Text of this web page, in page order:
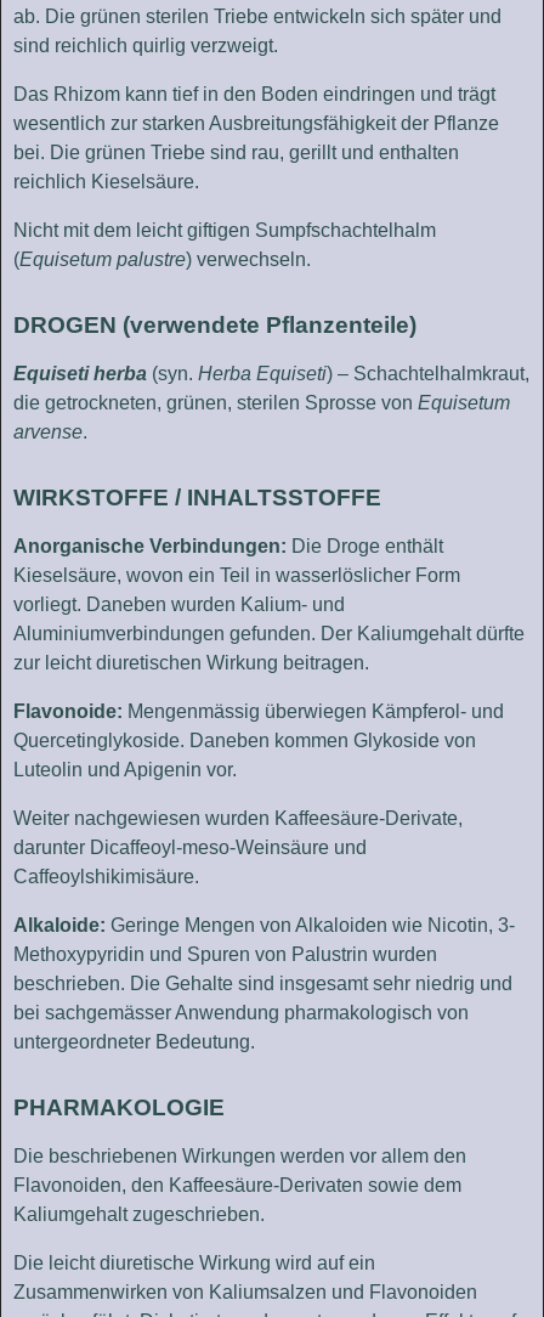
ab. Die grünen sterilen Triebe entwickeln sich später und
sind reichlich quirlig verzweigt.
Das Rhizom kann tief in den Boden eindringen und trägt
wesentlich zur starken Ausbreitungsfähigkeit der Pflanze
bei. Die grünen Triebe sind rau, gerillt und enthalten
reichlich Kieselsäure.
Nicht mit dem leicht giftigen Sumpfschachtelhalm
(Equisetum palustre) verwechseln.
DROGEN (verwendete Pflanzenteile)
Equiseti herba (syn. Herba Equiseti) – Schachtelhalmkraut,
die getrockneten, grünen, sterilen Sprosse von Equisetum
arvense.
WIRKSTOFFE / INHALTSSTOFFE
Anorganische Verbindungen: Die Droge enthält
Kieselsäure, wovon ein Teil in wasserlöslicher Form
vorliegt. Daneben wurden Kalium- und
Aluminiumverbindungen gefunden. Der Kaliumgehalt dürfte
zur leicht diuretischen Wirkung beitragen.
Flavonoide: Mengenmässig überwiegen Kämpferol- und
Quercetinglykoside. Daneben kommen Glykoside von
Luteolin und Apigenin vor.
Weiter nachgewiesen wurden Kaffeesäure-Derivate,
darunter Dicaffeoyl-meso-Weinsäure und
Caffeoylshikimisäure.
Alkaloide: Geringe Mengen von Alkaloiden wie Nicotin, 3-
Methoxypyridin und Spuren von Palustrin wurden
beschrieben. Die Gehalte sind insgesamt sehr niedrig und
bei sachgemässer Anwendung pharmakologisch von
untergeordneter Bedeutung.
PHARMAKOLOGIE
Die beschriebenen Wirkungen werden vor allem den
Flavonoiden, den Kaffeesäure-Derivaten sowie dem
Kaliumgehalt zugeschrieben.
Die leicht diuretische Wirkung wird auf ein
Zusammenwirken von Kaliumsalzen und Flavonoiden